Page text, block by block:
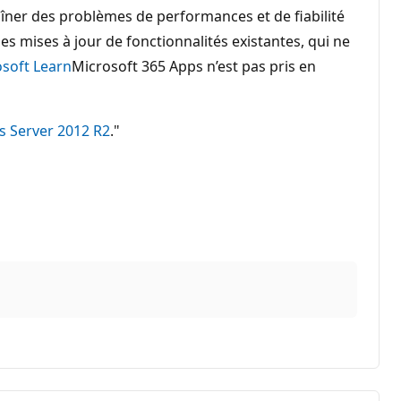
des problèmes de performances et de fiabilité
mises à jour de fonctionnalités existantes, qui ne
LearnMicrosoft 365 Apps n’est pas pris en
Server 2012 R2."